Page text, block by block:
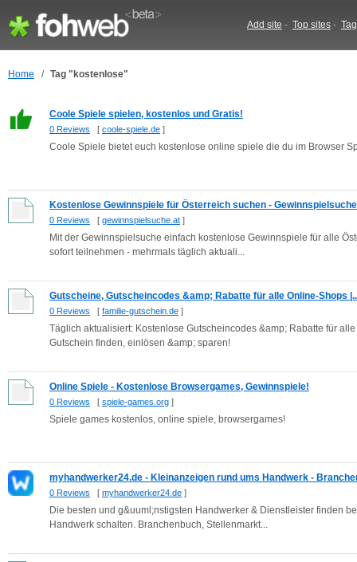
Add site - Top sites -
Home / Tag "kostenlose"
Coole Spiele spielen, kostenlos und Gratis!
0 Reviews [ coole-spiele.de ]
Coole Spiele bietet euch kostenlose online spiele die du im Browser
Kostenlose Gewinnspiele für Österreich suchen - Gewinnspielsuche
0 Reviews [ gewinnspielsuche.at ]
Mit der Gewinnspielsuche einfach kostenlose Gewinnspiele für alle
sofort teilnehmen - mehrmals täglich aktuali...
Gutscheine, Gutscheincodes &amp; Rabatte für alle Online-Shops
0 Reviews [ familie-gutschein.de ]
Täglich aktualisiert: Kostenlose Gutscheincodes &amp; Rabatte für
Gutschein finden, einlösen &amp; sparen!
Online Spiele - Kostenlose Browsergames, Gewinnspiele!
0 Reviews [ spiele-games.org ]
Spiele games kostenlos, online spiele, browsergames!
myhandwerker24.de - Kleinanzeigen rund ums Handwerk -
0 Reviews [ myhandwerker24.de ]
Die besten und g&uuml;nstigsten Handwerker & Dienstleister finden
Handwerk schalten. Branchenbuch, Stellenmarkt...